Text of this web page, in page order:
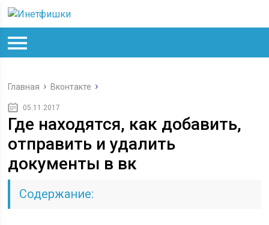
Главная Вконтакте
05.11.2017
Где находятся, как добавить,
отправить и удалить
документы в вк
Содержание: